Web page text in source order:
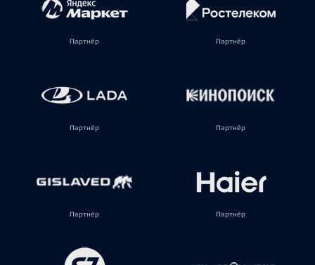
Партнёр Партнёр
Партнёр Партнёр
Партнёр Партнёр